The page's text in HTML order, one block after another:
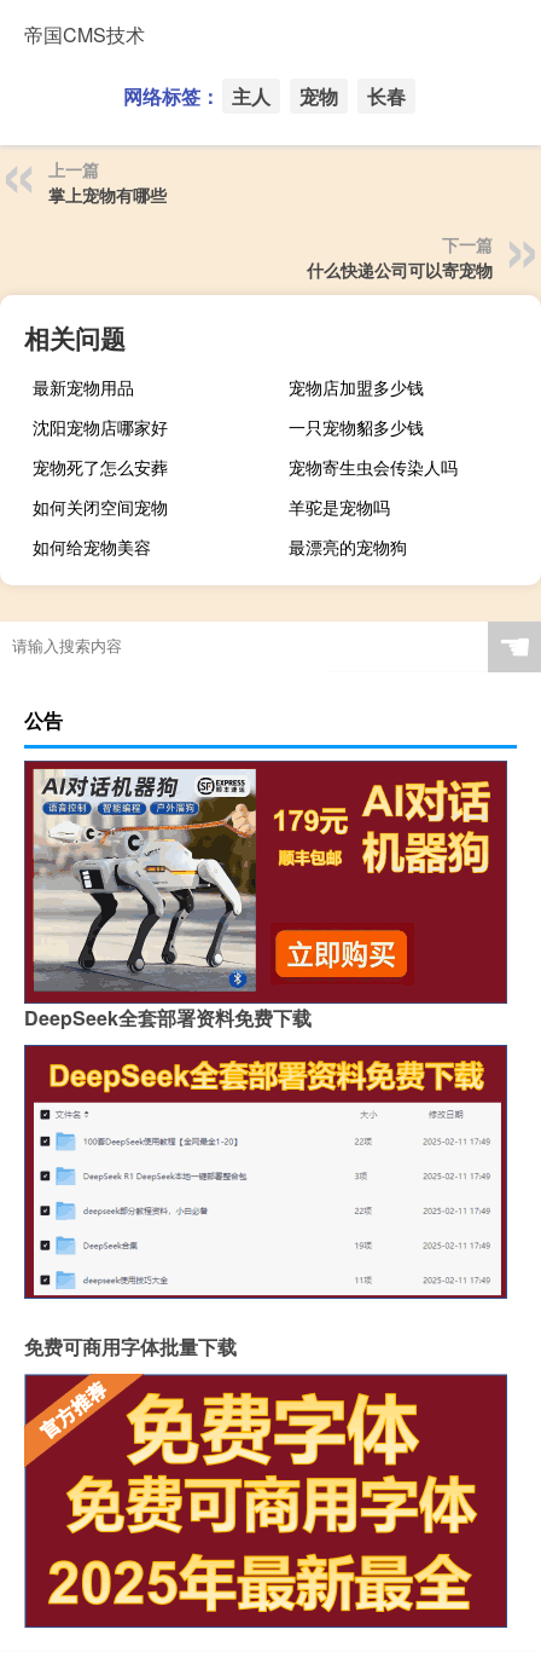
帝国CMS技术
网络标签： 主人 宠物 长春
上一篇
掌上宠物有哪些
下一篇
什么快递公司可以寄宠物
相关问题
最新宠物用品
宠物店加盟多少钱
沈阳宠物店哪家好
一只宠物貂多少钱
宠物死了怎么安葬
宠物寄生虫会传染人吗
如何关闭空间宠物
羊驼是宠物吗
如何给宠物美容
最漂亮的宠物狗
☚
公告
DeepSeek全套部署资料免费下载
免费可商用字体批量下载